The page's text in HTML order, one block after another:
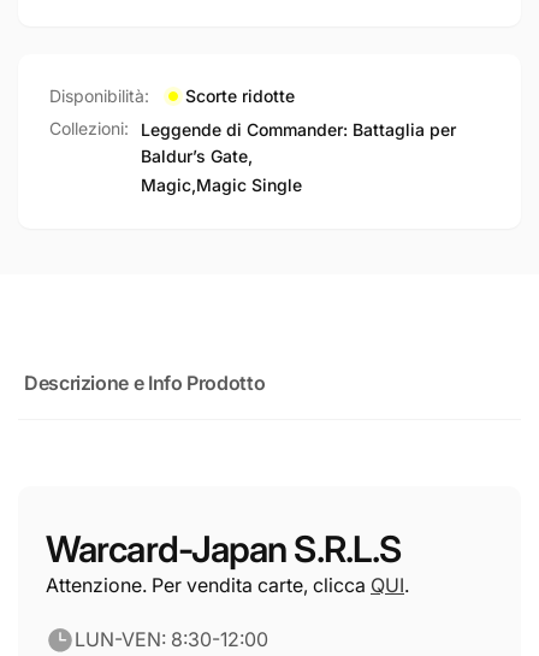
(Uncommon)
[CLB-
84]
Gate
(Uncommon)
[CLB-
84]
Disponibilità:
Scorte ridotte
Collezioni:
Leggende di Commander: Battaglia per
Baldur’s Gate,
Magic,Magic Single
Descrizione e Info Prodotto
Warcard-Japan S.R.L.S
Attenzione. Per vendita carte, clicca QUI.
LUN-VEN: 8:30-12:00